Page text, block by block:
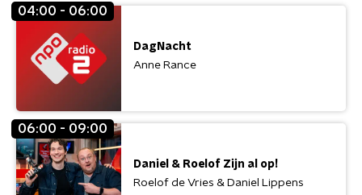
04:00 - 06:00
DagNacht
Anne Rance
06:00 - 09:00
Daniel & Roelof Zijn al op!
Roelof de Vries & Daniel Lippens